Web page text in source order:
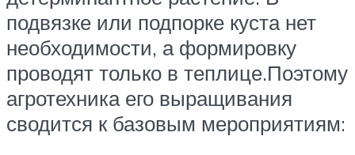
подвязке или подпорке куста нет
необходимости, а формировку
проводят только в теплице.Поэтому
агротехника его выращивания
сводится к базовым мероприятиям: